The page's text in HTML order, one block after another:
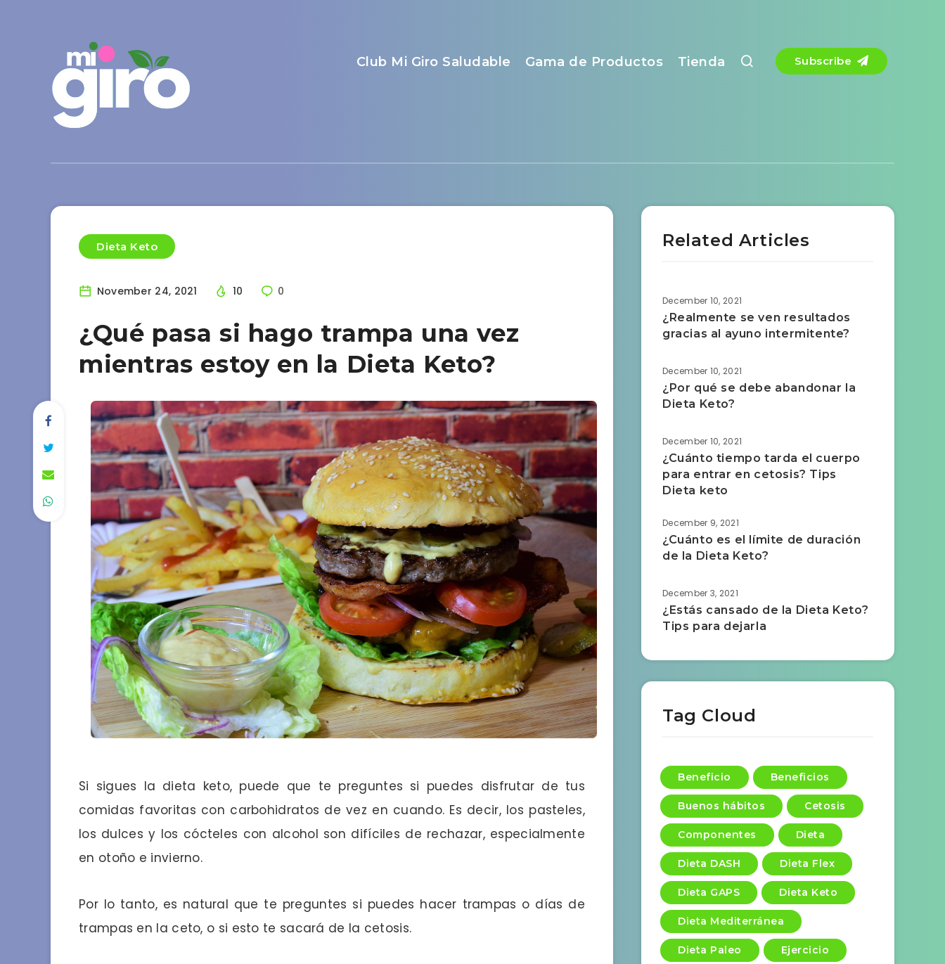
Club Mi Giro Saludable Gama de Productos Tienda Subscribe
Dieta Keto
November 24, 2021 10 0
¿Qué pasa si hago trampa una vez
mientras estoy en la Dieta Keto?
Si sigues la dieta keto, puede que te preguntes si puedes disfrutar de tus
comidas favoritas con carbohidratos de vez en cuando. Es decir, los pasteles,
los dulces y los cócteles con alcohol son difíciles de rechazar, especialmente
en otoño e invierno.
Por lo tanto, es natural que te preguntes si puedes hacer trampas o días de
trampas en la ceto, o si esto te sacará de la cetosis.
Related Articles
December 10, 2021
¿Realmente se ven resultados
gracias al ayuno intermitente?
December 10, 2021
¿Por qué se debe abandonar la
Dieta Keto?
December 10, 2021
¿Cuánto tiempo tarda el cuerpo
para entrar en cetosis? Tips
Dieta keto
December 9, 2021
¿Cuánto es el límite de duración
de la Dieta Keto?
December 3, 2021
¿Estás cansado de la Dieta Keto?
Tips para dejarla
Tag Cloud
Beneficio Beneficios
Buenos hábitos Cetosis
Componentes Dieta
Dieta DASH Dieta Flex
Dieta GAPS Dieta Keto
Dieta Mediterránea
Dieta Paleo Ejercicio